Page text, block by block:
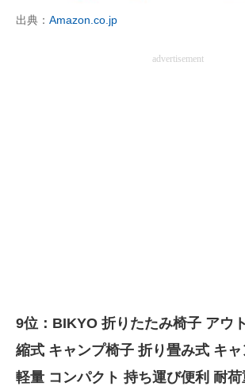
出典： Amazon.co.jp
advertisement
9位：BIKYO 折りたたみ椅子 アウ
縮式 キャンプ椅子 折り畳み式 キ
軽量 コンパクト 持ち運び便利 耐